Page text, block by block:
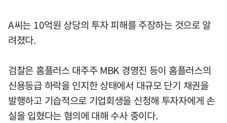
A씨는 10억원 상당의 투자 피해를 주장하는 것으로 알
려졌다.
검찰은 홈플러스 대주주 MBK 경영진 등이 홈플러스의
신용등급 하락을 인지한 상태에서 대규모 단기 채권을
발행하고 기습적으로 기업회생을 신청해 투자자에게 손
실을 입혔다는 혐의에 대해 수사 중이다.